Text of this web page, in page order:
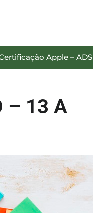
Apple – ADS
– 13 A